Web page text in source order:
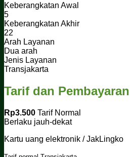
Keberangkatan Awal
5
Keberangkatan Akhir
22
Arah Layanan
Dua arah
Jenis Layanan
Transjakarta
Tarif dan Pembayaran
Rp3.500 Tarif Normal
Berlaku jauh-dekat
Kartu uang elektronik / JakLingko